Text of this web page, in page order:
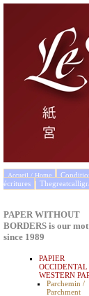
Accueil / Home
écritures
PAPER WITHOUT
BORDERS is our
since 1989
PAPIER
OCCIDENTAL
WESTERN
Parchemin /
Parchment